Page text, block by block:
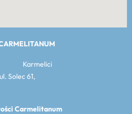
Karmelici
61,
Carmelitanum